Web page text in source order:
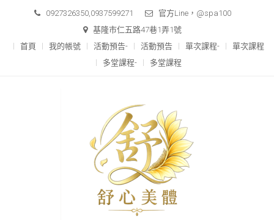
0927326350,0937599271
官方Line，@spa100
基隆市仁五路47巷1弄1號
首頁
我的帳號 活動預告- 活動預告 單次課程-
單次課程
多堂課程-
多堂課程